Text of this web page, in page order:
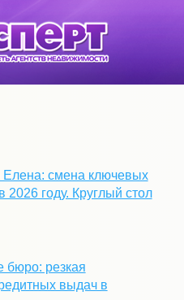
смена ключевых
году. Круглый стол
бюро: резкая
выдач в